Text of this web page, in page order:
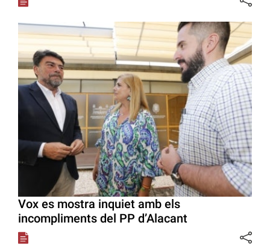
Vox es mostra inquiet amb els
incompliments del PP d’Alacant